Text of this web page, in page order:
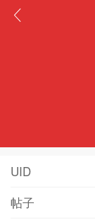
UID
帖子